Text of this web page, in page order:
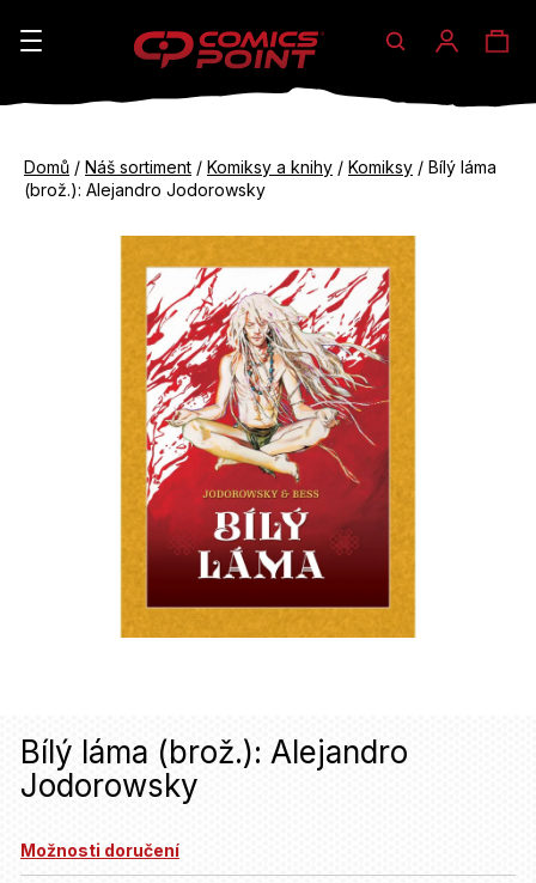
Hledat
Domů / Náš sortiment / Komiksy a knihy / Komiksy / Bílý láma
(brož.): Alejandro Jodorowsky
Bílý láma (brož.): Alejandro
Jodorowsky
Možnosti doručení
K
do
do
n
a
í